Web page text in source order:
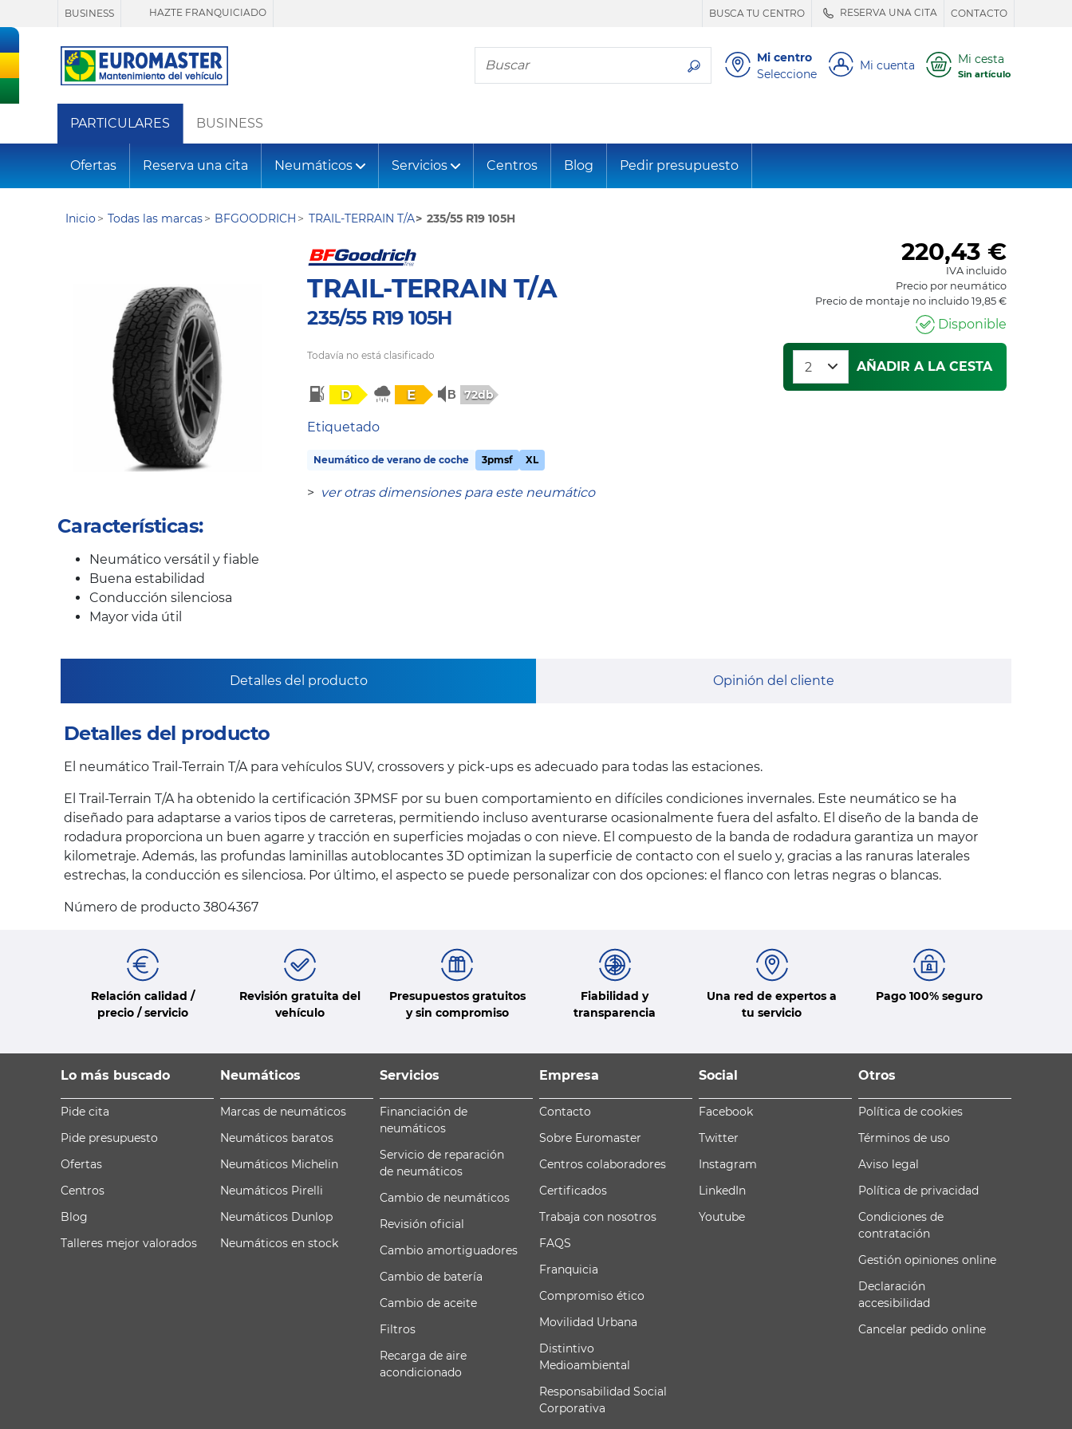
BUSINESS HAZTE FRANQUICIADO BUSCA TU CENTRO RESERVA UNA CITA CONTACTO
Busca tu neumático
Mi centro
Seleccione
Mi cuenta Mi cesta
Sin artículo
PARTICULARES BUSINESS
Ofertas Reserva una cita Neumáticos Servicios Centros Blog Pedir presupuesto
Inicio Todas las marcas BFGOODRICH TRAIL-TERRAIN T/A 235/55 R19 105H
TRAIL-TERRAIN T/A
235/55 R19 105H
Todavía no está clasificado
D E 72db
Etiquetado
Neumático de verano de coche 3pmsf XL
> ver otras dimensiones para este neumático
220,43 €
IVA incluido
Precio por neumático
Precio de montaje no incluido 19,85 €
Disponible
AÑADIR A LA CESTA
Características:
Neumático versátil y fiable
Buena estabilidad
Conducción silenciosa
Mayor vida útil
Detalles del producto Opinión del cliente
Detalles del producto
El neumático Trail-Terrain T/A para vehículos SUV, crossovers y pick-ups es adecuado para todas las estaciones.
El Trail-Terrain T/A ha obtenido la certificación 3PMSF por su buen comportamiento en difíciles condiciones invernales. Este neumático se ha
diseñado para adaptarse a varios tipos de carreteras, permitiendo incluso aventurarse ocasionalmente fuera del asfalto. El diseño de la banda de
rodadura proporciona un buen agarre y tracción en superficies mojadas o con nieve. El compuesto de la banda de rodadura garantiza un mayor
kilometraje. Además, las profundas laminillas autoblocantes 3D optimizan la superficie de contacto con el suelo y, gracias a las ranuras laterales
estrechas, la conducción es silenciosa. Por último, el aspecto se puede personalizar con dos opciones: el flanco con letras negras o blancas.
Número de producto 3804367
Relación calidad /
precio / servicio
Revisión gratuita del
vehículo
Presupuestos gratuitos
y sin compromiso
Fiabilidad y
transparencia
Una red de expertos a
tu servicio
Pago 100% seguro
Lo más buscado
Pide cita
Pide presupuesto
Ofertas
Centros
Blog
Talleres mejor valorados
Neumáticos
Marcas de neumáticos
Neumáticos baratos
Neumáticos Michelin
Neumáticos Pirelli
Neumáticos Dunlop
Neumáticos en stock
Servicios
Financiación de
neumáticos
Servicio de reparación
de neumáticos
Cambio de neumáticos
Revisión oficial
Cambio amortiguadores
Cambio de batería
Cambio de aceite
Filtros
Recarga de aire
acondicionado
Empresa
Contacto
Sobre Euromaster
Centros colaboradores
Certificados
Trabaja con nosotros
FAQS
Franquicia
Compromiso ético
Movilidad Urbana
Distintivo
Medioambiental
Responsabilidad Social
Corporativa
Social
Facebook
Twitter
Instagram
LinkedIn
Youtube
Otros
Política de cookies
Términos de uso
Aviso legal
Política de privacidad
Condiciones de
contratación
Gestión opiniones online
Declaración
accesibilidad
Cancelar pedido online